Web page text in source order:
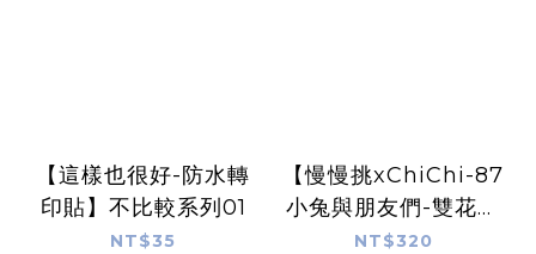
【這樣也很好-防水轉
印貼】不比較系列01
NT$35
【慢慢挑xChiChi-87
小兔與朋友們-雙花色
防潑水提袋】 冰淇淋
NT$320